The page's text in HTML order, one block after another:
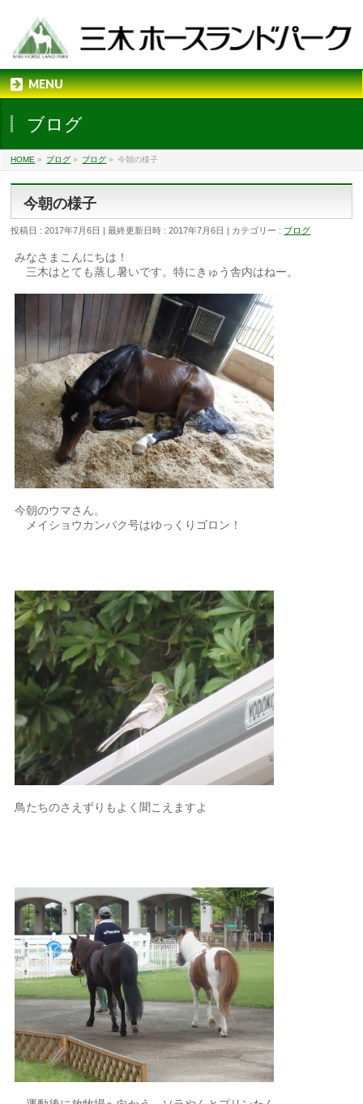
MENU
ブログ
HOME » ブログ » ブログ » 今朝の様子
今朝の様子
投稿日 : 2017年7月6日 最終更新日時 : 2017年7月6日 カテゴリー : ブログ
みなさまこんにちは！
三木はとても蒸し暑いです。特にきゅう舎内はねー。
今朝のウマさん。
メイショウカンパク号はゆっくりゴロン！
鳥たちのさえずりもよく聞こえますよ